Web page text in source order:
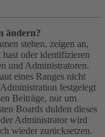
ändern?
stehen, zeigen an,
oder identifizieren
und Administratoren.
eines Ranges nicht
festgelegt
Beiträge, nur um
Boards dulden dieses
Administrator wird
wieder zurücksetzen.